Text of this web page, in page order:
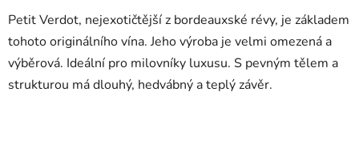
Petit Verdot, nejexotičtější z bordeauxské révy, je základem
tohoto originálního vína. Jeho výroba je velmi omezená a
výběrová. Ideální pro milovníky luxusu. S pevným tělem a
strukturou má dlouhý, hedvábný a teplý závěr.